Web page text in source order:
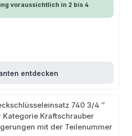
voraussichtlich in 2 bis 4
entdecken